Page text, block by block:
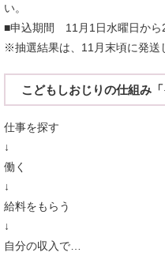
い。
■申込期間 11月1日水曜日から
※抽選結果は、11月末頃に発送
こどもしおじりの仕組み「
仕事を探す
↓
働く
↓
給料をもらう
↓
自分の収入で…